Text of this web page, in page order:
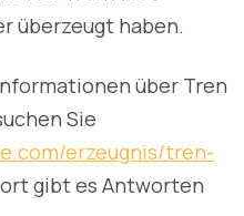
überzeugt haben.
über Tren
Sie
erzeugnis/tren-
gibt es Antworten